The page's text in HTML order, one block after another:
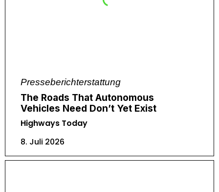
Presseberichterstattung
The Roads That Autonomous
Vehicles Need Don’t Yet Exist
Highways Today
8. Juli 2026